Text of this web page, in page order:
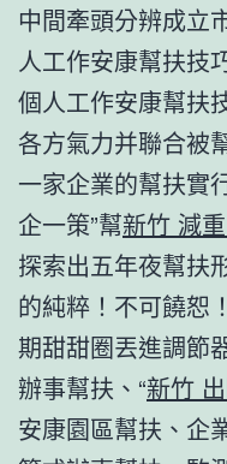
中間牽頭分辨成立
人工作安康幫扶技
個人工作安康幫扶
各方氣力并聯合被
一家企業的幫扶實
企一策”幫新竹 減
探索出五年夜幫扶
的純粹！不可饒恕
期甜甜圈丟進調節
辦事幫扶、“新竹
安康園區幫扶、企